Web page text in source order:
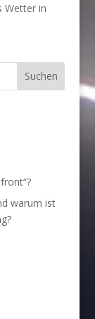
Wetter in
warum ist